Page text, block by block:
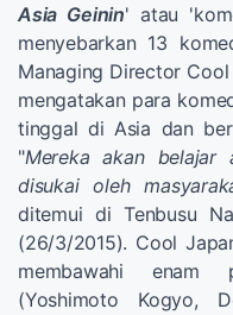
Asia Geinin' atau
menyebarkan 13
Managing Director Cool
mengatakan para
tinggal di Asia dan
"Mereka akan
disukai oleh
ditemui di Tenbusu
(26/3/2015). Cool
membawahi enam
(Yoshimoto Kogyo,